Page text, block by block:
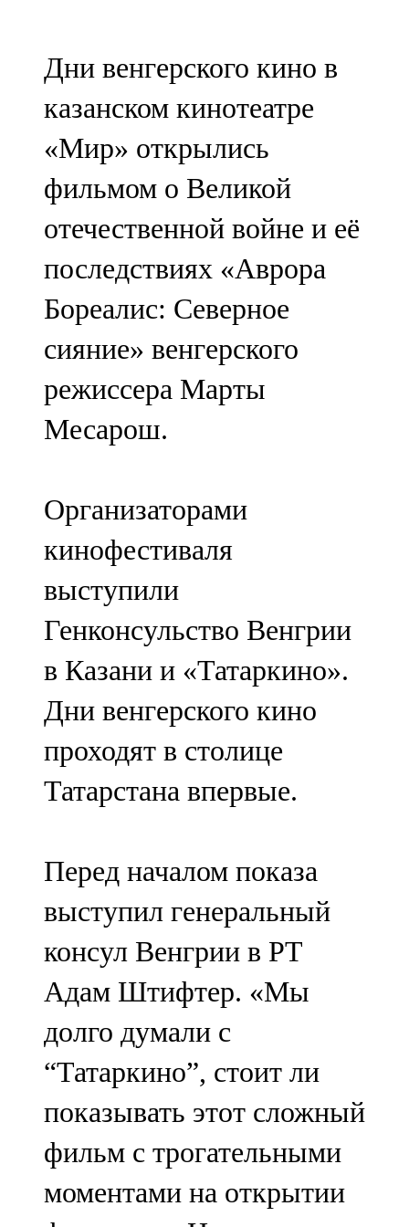
Минзәлә
107,3 FM
Мөслим
100,0 FM
Нурлат
104,7 FM
Олы Әтнә
71,42 FM
Сарман
107,8 FM
106,1 FM
Түбән Кама
102,6 FM
Чирмешән
107,7 FM
Чистай
103,0 FM
Чүпрәле
Шәмәрдән
102,3 FM
Яңа чишмә
107,0 FM
Яр Чаллы
105,5 FM
Дни венгерского кино в
казанском кинотеатре
«Мир» открылись
фильмом о Великой
отечественной войне и её
последствиях «Аврора
Бореалис: Северное
сияние» венгерского
режиссера Марты
Месарош.
Организаторами
кинофестиваля
выступили
Генконсульство Венгрии
в Казани и «Татаркино».
Дни венгерского кино
проходят в столице
Татарстана впервые.
Перед началом показа
выступил генеральный
консул Венгрии в РТ
Адам Штифтер. «Мы
долго думали с
“Татаркино”, стоит ли
показывать этот сложный
фильм с трогательными
моментами на открытии